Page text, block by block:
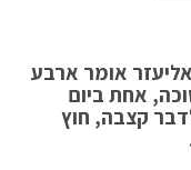
אומר ארבע
אחת ביום
קצבה, חוץ